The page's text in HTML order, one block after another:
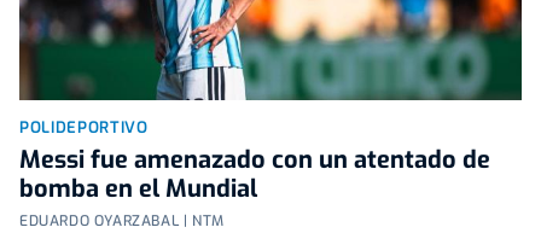
POLIDEPORTIVO
Messi fue amenazado con un atentado de
bomba en el Mundial
EDUARDO OYARZABAL | NTM